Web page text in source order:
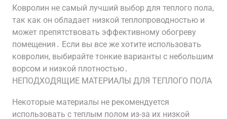
Ковролин не самый лучший выбор для теплого пола,
так как он обладает низкой теплопроводностью и
может препятствовать эффективному обогреву
помещения․ Если вы все же хотите использовать
ковролин, выбирайте тонкие варианты с небольшим
ворсом и низкой плотностью․
НЕПОДХОДЯЩИЕ МАТЕРИАЛЫ ДЛЯ ТЕПЛОГО ПОЛА
Некоторые материалы не рекомендуется
использовать с теплым полом из-за их низкой